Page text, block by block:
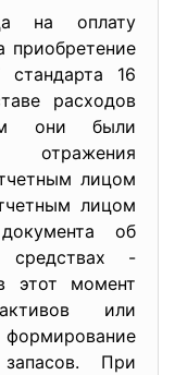
на оплату
приобретение
16
расходов
они были
отражения
лицом
лицом
об
средствах -
этот момент
или
запасов. При